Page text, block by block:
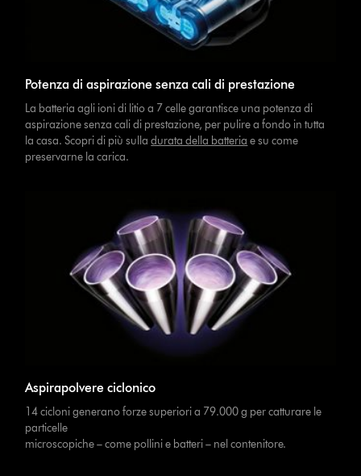
Potenza di aspirazione senza cali di prestazione
La batteria agli ioni di litio a 7 celle garantisce una potenza di
aspirazione senza cali di prestazione, per pulire a fondo in tutta
la casa. Scopri di più sulladurata della batteria e su come
preservarne la carica.
Aspirapolvere ciclonico
14 cicloni generano forze superiori a 79.000 g per catturare le
particelle
microscopiche – come pollini e batteri – nel contenitore.